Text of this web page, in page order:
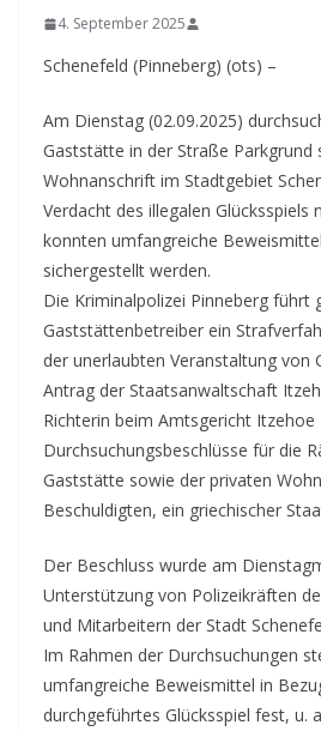
4. September 2025
Schenefeld (Pinneberg) (ots) –
Am Dienstag (02.09.2025)
Gaststätte in der Straße Parkgrund
Wohnanschrift im Stadtgebiet
Verdacht des illegalen Glücksspiels
konnten umfangreiche
sichergestellt werden.
Die Kriminalpolizei Pinneberg führt
Gaststättenbetreiber ein
der unerlaubten Veranstaltung von
Antrag der Staatsanwaltschaft
Richterin beim Amtsgericht Itzehoe
Durchsuchungsbeschlüsse für die
Gaststätte sowie der privaten
Beschuldigten, ein griechischer
Der Beschluss wurde am
Unterstützung von Polizeikräften
und Mitarbeitern der Stadt
Im Rahmen der Durchsuchungen
umfangreiche Beweismittel in
durchgeführtes Glücksspiel fest, u.